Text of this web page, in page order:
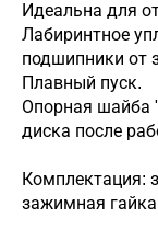
Идеальна для
Лабиринтное
подшипники от
Плавный пуск.
Опорная шайба
диска после
Комплектация:
зажимная